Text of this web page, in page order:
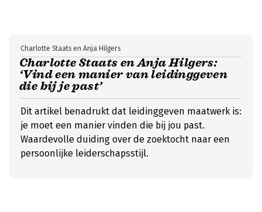
Charlotte Staats en Anja Hilgers:
‘Vind een manier van leidinggeven
die bij je past’
Charlotte Staats en Anja Hilgers
Dit artikel benadrukt dat leidinggeven maatwerk is:
je moet een manier vinden die bij jou past.
Waardevolle duiding over de zoektocht naar een
persoonlijke leiderschapsstijl.